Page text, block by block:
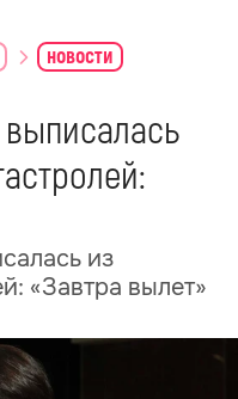
новости
из
«Завтра вылет»